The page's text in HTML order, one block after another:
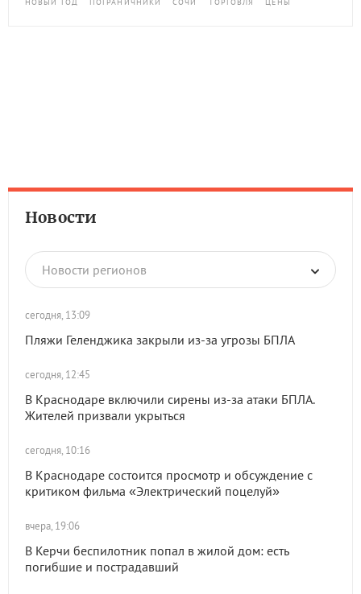
Новости
Новости регионов
сегодня, 13:09
Пляжи Геленджика закрыли из-за угрозы БПЛА
сегодня, 12:45
В Краснодаре включили сирены из-за атаки БПЛА.
Жителей призвали укрыться
сегодня, 10:16
В Краснодаре состоится просмотр и обсуждение с
критиком фильма «Электрический поцелуй»
вчера, 19:06
В Керчи беспилотник попал в жилой дом: есть
погибшие и пострадавший